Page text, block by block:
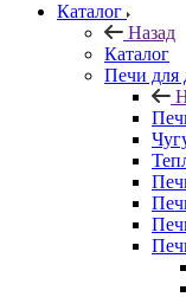
Каталог
Назад
Каталог
Печи для